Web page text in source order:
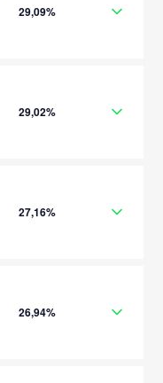
29,09%
29,02%
27,16%
26,94%